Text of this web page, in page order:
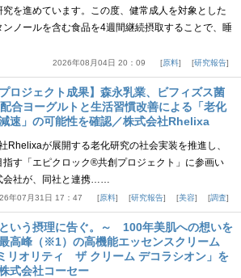
を進めています。この度、健常成人を対象とした
ンノールを含む食品を4週間継続摂取することで、睡
2026年08月04日 20：09 原料 研究報告
プロジェクト成果】森永乳業、ビフィズス菌
合ヨーグルトと生活習慣改善による「老化
速」の可能性を確認／株式会社Rhelixa
Rhelixaが展開する老化研究の社会実装を推進し、
指す「エピクロック®共創プロジェクト」に参画い
会社が、同社と連携……
年07月31日 17：47 原料 研究報告 美容 調査
いう摂理に告ぐ。～ 100年美肌への想いを
高峰（※1）の高機能エッセンスクリーム
リオリティ ザ クリーム デコラシオン」を
式会社コーセー